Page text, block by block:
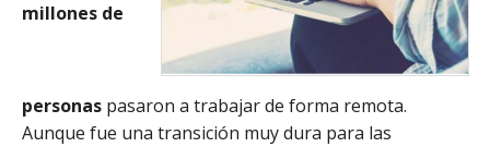
millones de
personas pasaron a trabajar de forma remota.
Aunque fue una transición muy dura para las